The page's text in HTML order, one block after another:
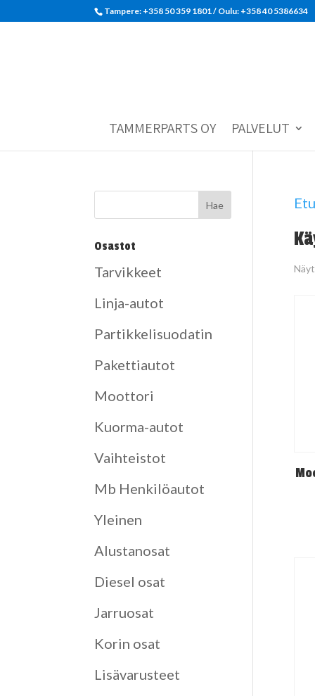
Tampere: +358 50 359 1801‬ / Oulu: +358 40 5386634
TAMMERPARTS OY PALVELUT
Osastot
Tarvikkeet
Linja-autot
Partikkelisuodatin
Pakettiautot
Moottori
Kuorma-autot
Vaihteistot
Mb Henkilöautot
Yleinen
Alustanosat
Diesel osat
Jarruosat
Korin osat
Lisävarusteet